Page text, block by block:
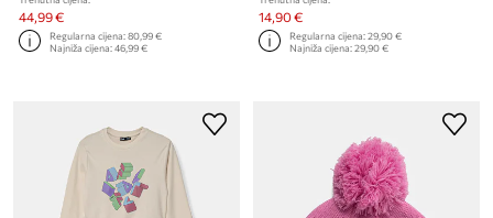
44,99 €
Regularna cijena:80,99 €
Najniža cijena:46,99 €
14,90 €
Regularna cijena:29,90 €
Najniža cijena:29,90 €